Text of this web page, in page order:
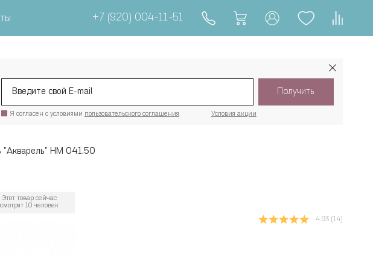
+7 (920) 004-11-51
Получить
Я согласен с условиями пользовательского соглашения Условия акции
"Акварель" НМ 041.50
4.93 (14)
Этот товар сейчас
смотрят 10 человек